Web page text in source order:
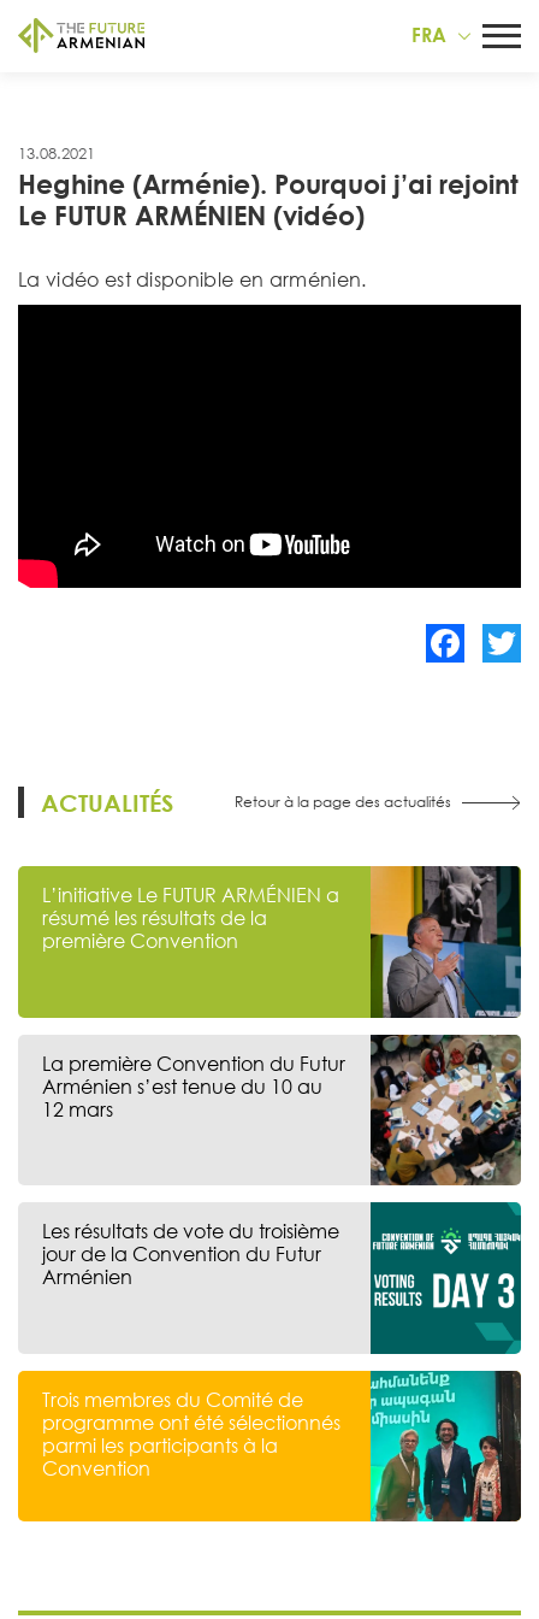
FRA
13.08.2021
Heghine (Arménie). Pourquoi j’ai rejoint
Le FUTUR ARMÉNIEN (vidéo)
La vidéo est disponible en arménien.
ACTUALITÉS Retour à la page des actualités
L’initiative Le FUTUR ARMÉNIEN a
résumé les résultats de la
première Convention
La première Convention du Futur
Arménien s’est tenue du 10 au
12 mars
Les résultats de vote du troisième
jour de la Convention du Futur
Arménien
Trois membres du Comité de
programme ont été sélectionnés
parmi les participants à la
Convention